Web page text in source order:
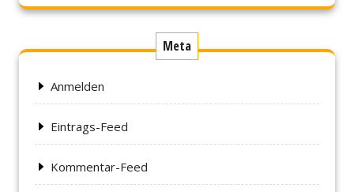
Meta
Anmelden
Eintrags-Feed
Kommentar-Feed